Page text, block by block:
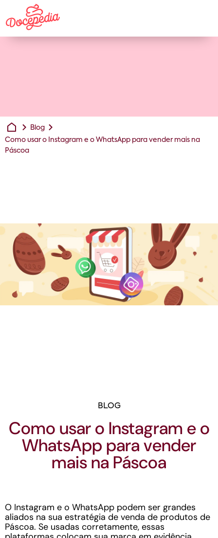
Blog
Como usar o Instagram e o WhatsApp para vender mais na
Páscoa
BLOG
Como usar o Instagram e o
WhatsApp para vender
mais na Páscoa
O Instagram e o WhatsApp podem ser grandes
aliados na sua estratégia de venda de produtos de
Páscoa. Se usadas corretamente, essas